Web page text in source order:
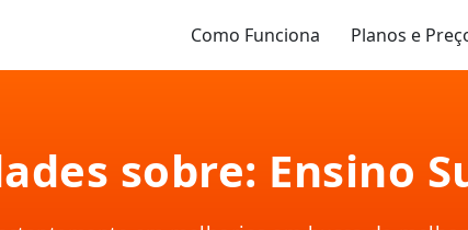
Como Funciona Planos e
sobre: Ensino